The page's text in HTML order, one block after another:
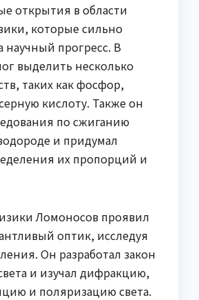
открытия в области
которые сильно
научный прогресс. В
выделить несколько
таких как фосфор,
кислоту. Также он
по сжиганию
и придумал
их пропорций и
Ломоносов проявил
оптик, исследуя
Он разработал закон
и изучал дифракцию,
и поляризацию света.